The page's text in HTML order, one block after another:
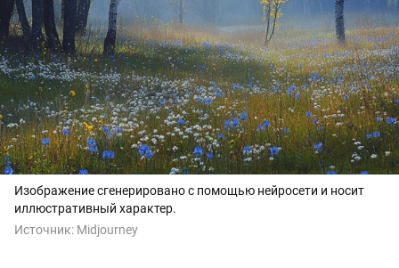
Изображение сгенерировано с помощью нейросети и носит
иллюстративный характер.
Источник: Midjourney